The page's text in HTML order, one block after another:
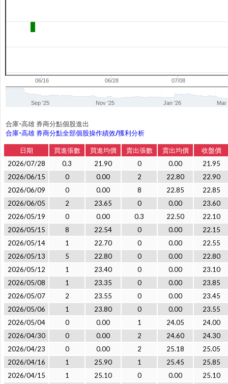
06/16 06/28 07/08
Sep '25 Nov '25 Jan '26 Mar
合庫-高雄 券商分點個股進出
合庫-高雄 券商分點全部個股操作績效/獲利分析
日期 買進張數 買進均價 賣出張數 賣出均價
收盤價
2026/07/28
0.3 21.90 0 0.00
21.95
2026/06/15
0 0.00 2 22.80
22.90
2026/06/09
0 0.00 8 22.85
22.85
2026/06/05
2 23.65 0 0.00
23.60
2026/05/19
0 0.00 0.3 22.50
22.10
2026/05/15
8 22.54 0 0.00
22.15
2026/05/14
1 22.70 0 0.00
22.55
2026/05/13
5 22.80 0 0.00
22.80
2026/05/12
1 23.40 0 0.00
23.10
2026/05/08
1 23.35 0 0.00
23.85
2026/05/07
2 23.55 0 0.00
23.45
2026/05/06
1 23.80 0 0.00
23.55
2026/05/04
0 0.00 1 24.05
24.00
2026/04/30
0 0.00 2 24.60
24.30
2026/04/23
0 0.00 2 25.18
25.05
2026/04/16
1 25.90 1 25.45
25.85
2026/04/15
1 25.10 0 0.00
25.10